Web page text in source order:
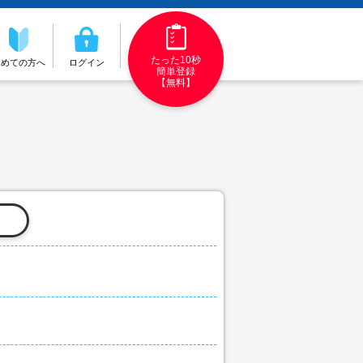
ての方へ ログイン
たった10秒
簡単登録
【無料】